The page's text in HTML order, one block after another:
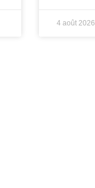
4 août 2026